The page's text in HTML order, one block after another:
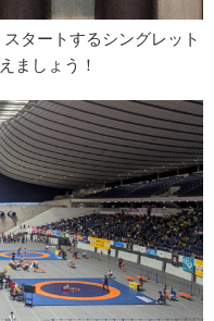
タートするシングレット
ましょう！